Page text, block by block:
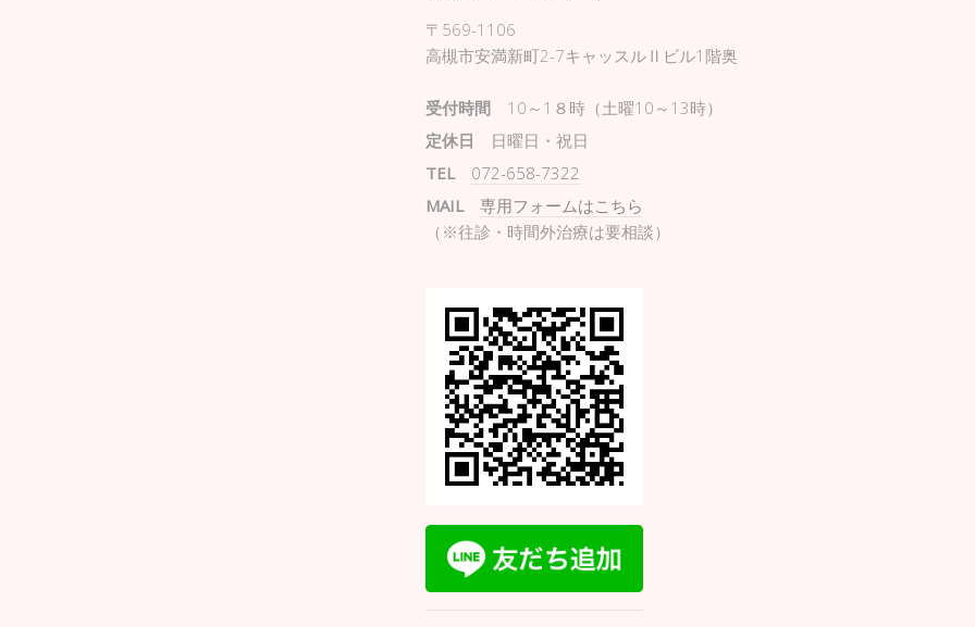
〒569-1106
高槻市安満新町2-7キャッスルⅡビル1階奥
受付時間10～1８時（土曜10～13時）
定休日 日曜日・祝日
TEL
072-658-7322
MAIL
専用フォームはこちら
（※往診・時間外治療は要相談）